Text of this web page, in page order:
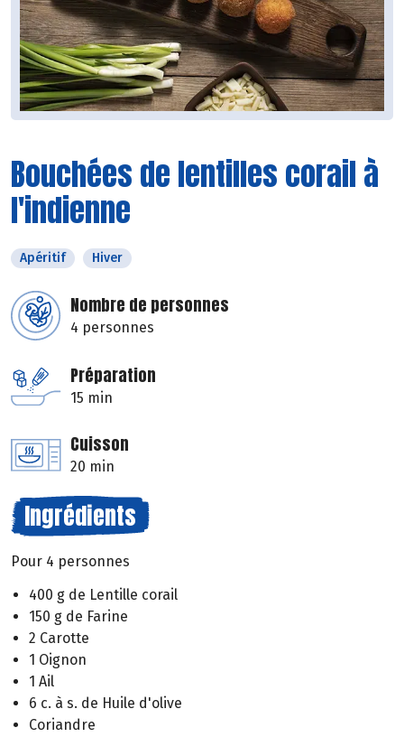
Bouchées de lentilles corail à
l'indienne
Apéritif Hiver
Nombre de personnes
4 personnes
Préparation
15 min
Cuisson
20 min
Ingrédients
Pour 4 personnes
400 g de Lentille corail
150 g de Farine
2 Carotte
1 Oignon
1 Ail
6 c. à s. de Huile d'olive
Coriandre